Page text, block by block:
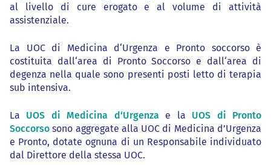
al livello di cure erogato e al volume di attività
assistenziale.
La UOC di Medicina d‘Urgenza e Pronto soccorso è
costituita dall‘area di Pronto Soccorso e dall‘area di
degenza nella quale sono presenti posti letto di terapia
sub intensiva.
La UOS di Medicina d‘Urgenza e la UOS di Pronto
Soccorso sono aggregate alla UOC di Medicina d’Urgenza
e Pronto, dotate ognuna di un Responsabile individuato
dal Direttore della stessa UOC.